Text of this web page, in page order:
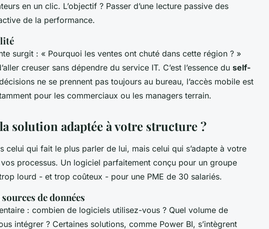
en un clic. L’objectif ? Passer d’une lecture passive des
de la performance.
surgit : « Pourquoi les ventes ont chuté dans cette région ? »
creuser sans dépendre du service IT. C’est l’essence du self-
ne se prennent pas toujours au bureau, l’accès mobile est
pour les commerciaux ou les managers terrain.
solution adaptée à votre structure ?
celui qui fait le plus parler de lui, mais celui qui s’adapte à votre
processus. Un logiciel parfaitement conçu pour un groupe
lourd - et trop coûteux - pour une PME de 30 salariés.
de données
: combien de logiciels utilisez-vous ? Quel volume de
intégrer ? Certaines solutions, comme Power BI, s’intègrent